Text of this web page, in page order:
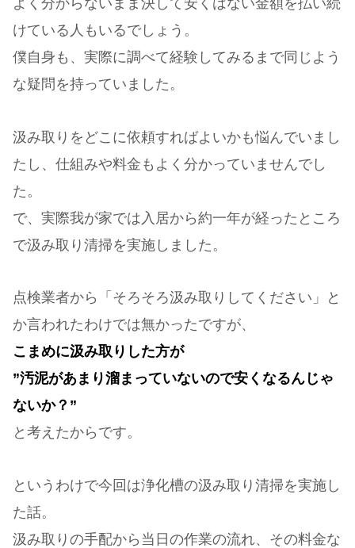
よく分からないまま決して安くはない金額を払い続
けている人もいるでしょう。
僕自身も、実際に調べて経験してみるまで同じよう
な疑問を持っていました。
汲み取りをどこに依頼すればよいかも悩んでいまし
たし、仕組みや料金もよく分かっていませんでし
た。
で、実際我が家では入居から約一年が経ったところ
で汲み取り清掃を実施しました。
点検業者から「そろそろ汲み取りしてください」と
か言われたわけでは無かったですが、
こまめに汲み取りした方が
”汚泥があまり溜まっていないので安くなるんじゃ
ないか？”
と考えたからです。
というわけで今回は浄化槽の汲み取り清掃を実施し
た話。
汲み取りの手配から当日の作業の流れ、その料金な